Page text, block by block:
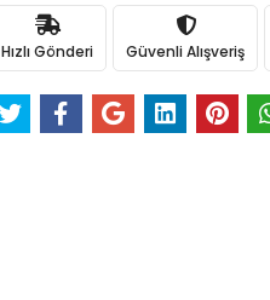
Hızlı Gönderi Güvenli Alışveriş